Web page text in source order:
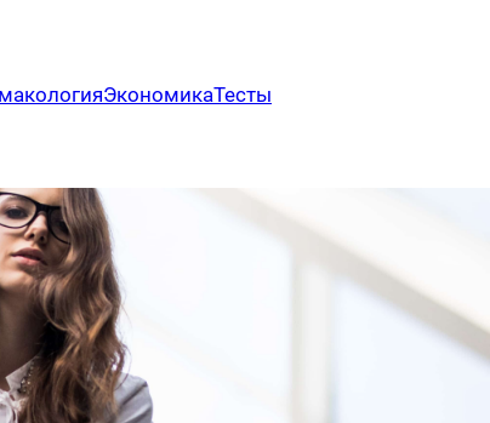
ЭкономикаТесты